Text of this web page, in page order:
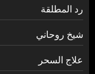
رد المطلقة
شيخ روحاني
علاج السحر